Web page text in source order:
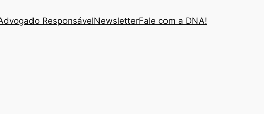
ResponsávelNewsletterFale com a DNA!